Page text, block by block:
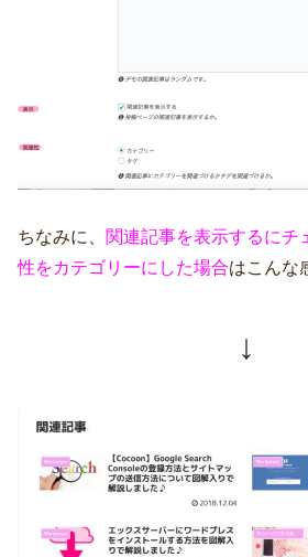
ちなみに、 関連記事を表示するにチ
性をカテゴリーにした場合はこんな
↓